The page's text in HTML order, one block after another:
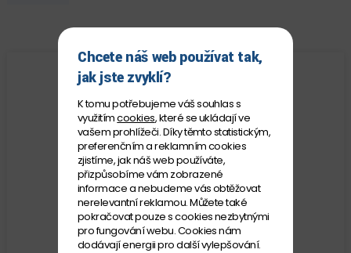
Chcete náš web používat tak,
jak jste zvyklí?
K tomu potřebujeme váš souhlas s
využitímcookies, které se ukládají ve
vašem prohlížeči. Díky těmto statistickým,
preferenčním a reklamním cookies
zjistíme, jak náš web používáte,
přizpůsobíme vám zobrazené
informace a nebudeme vás obtěžovat
nerelevantní reklamou. Můžete také
pokračovat pouze s cookies nezbytnými
pro fungování webu. Cookies nám
dodávají energii pro další vylepšování.